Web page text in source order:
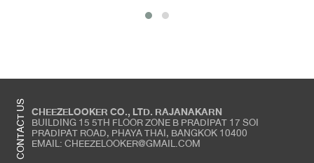
CONTACT US CHEEZELOOKER CO., LTD. RAJANAKARN
BUILDING 15 5TH FLOOR ZONE B PRADIPAT 17 SOI
PRADIPAT ROAD, PHAYA THAI, BANGKOK 10400
EMAIL: CHEEZELOOKER@GMAIL.COM